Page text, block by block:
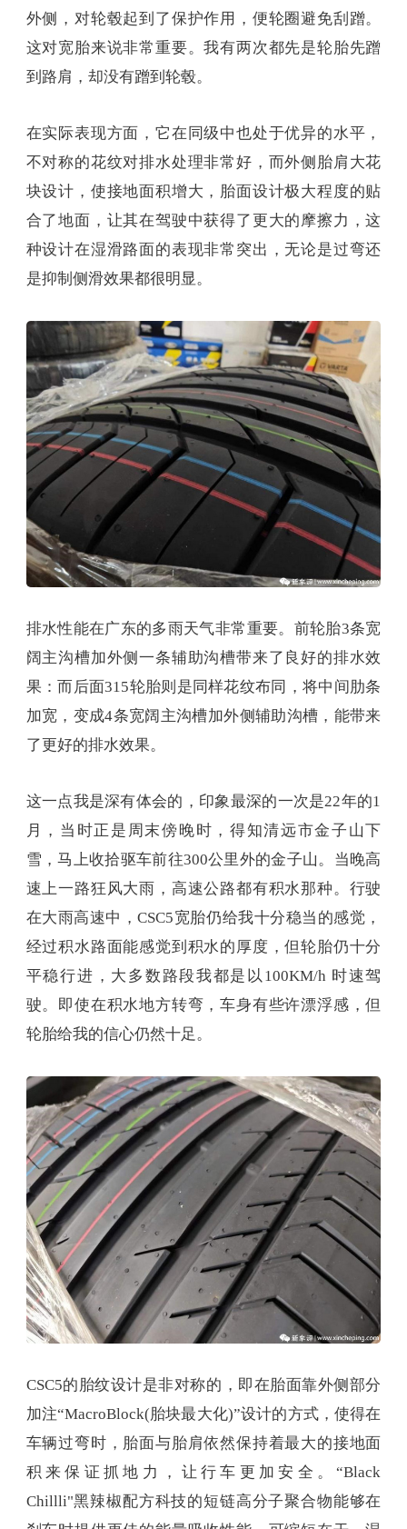
外侧，对轮毂起到了保护作用，便轮圈避免刮蹭。
这对宽胎来说非常重要。我有两次都先是轮胎先蹭
到路肩，却没有蹭到轮毂。
在实际表现方面，它在同级中也处于优异的水平，
不对称的花纹对排水处理非常好，而外侧胎肩大花
块设计，使接地面积增大，胎面设计极大程度的贴
合了地面，让其在驾驶中获得了更大的摩擦力，这
种设计在湿滑路面的表现非常突出，无论是过弯还
是抑制侧滑效果都很明显。
排水性能在广东的多雨天气非常重要。前轮胎3条宽
阔主沟槽加外侧一条辅助沟槽带来了良好的排水效
果：而后面315轮胎则是同样花纹布同，将中间肋条
加宽，变成4条宽阔主沟槽加外侧辅助沟槽，能带来
了更好的排水效果。
这一点我是深有体会的，印象最深的一次是22年的1
月，当时正是周末傍晚时，得知清远市金子山下
雪，马上收拾驱车前往300公里外的金子山。当晚高
速上一路狂风大雨，高速公路都有积水那种。行驶
在大雨高速中，CSC5宽胎仍给我十分稳当的感觉，
经过积水路面能感觉到积水的厚度，但轮胎仍十分
平稳行进，大多数路段我都是以100KM/h 时速驾
驶。即使在积水地方转弯，车身有些许漂浮感，但
轮胎给我的信心仍然十足。
CSC5的胎纹设计是非对称的，即在胎面靠外侧部分
加注“MacroBlock(胎块最大化)”设计的方式，使得在
车辆过弯时，胎面与胎肩依然保持着最大的接地面
积来保证抓地力，让行车更加安全。“Black
Chillli"黑辣椒配方科技的短链高分子聚合物能够在